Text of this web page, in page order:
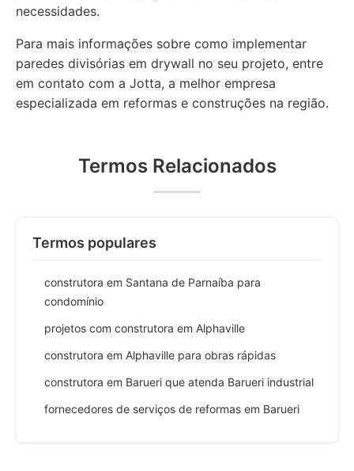
necessidades.
Para mais informações sobre como implementar
paredes divisórias em drywall no seu projeto, entre
em contato com a Jotta, a melhor empresa
especializada em reformas e construções na região.
Termos Relacionados
Termos populares
construtora em Santana de Parnaíba para
condomínio
projetos com construtora em Alphaville
construtora em Alphaville para obras rápidas
construtora em Barueri que atenda Barueri industrial
fornecedores de serviços de reformas em Barueri